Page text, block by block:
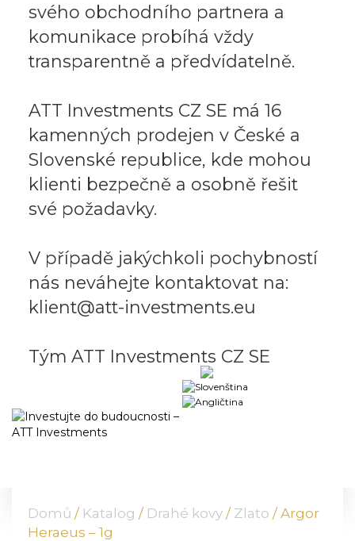
svého obchodního partnera a
komunikace probíhá vždy
transparentně a předvídatelně.
ATT Investments CZ SE má 16
kamenných prodejen v České a
Slovenské republice, kde mohou
klienti bezpečně a osobně řešit
své požadavky.
V případě jakýchkoli pochybností
nás neváhejte kontaktovat na:
klient@att-investments.eu
Tým ATT Investments CZ SE
NABÍDKA
Domů / Katalog / Drahé kovy / Zlato / Argor
Heraeus – 1g